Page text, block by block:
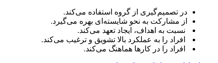
در تصمیم‌گیری از گروه‌ استفاده می‌کند.
از مشارکت به نحو شایسته‌ای بهره می‌گیرد.
نسبت به اهداف، ایجاد تعهد می‌کند.
افراد را به عملکرد بالا تشویق و ترغیب می‌کند.
افراد را در کارها هماهنگ می‌کند.